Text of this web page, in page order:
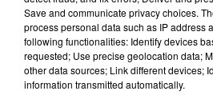
LUKAS GRAHAM
Save and communicate privacy choices.
process personal data such as IP address
following functionalities: Identify devices
requested; Use precise geolocation data;
other data sources; Link different devices;
information transmitted automatically.